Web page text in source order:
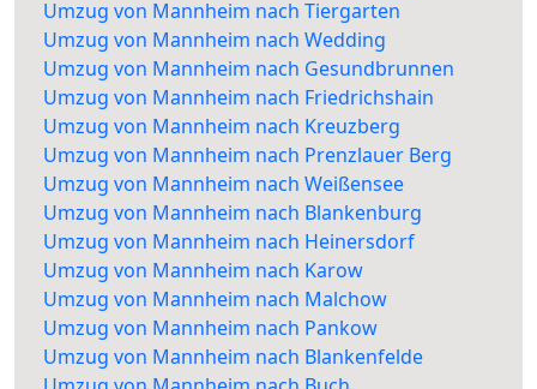
Umzug von Mannheim nach Tiergarten
Umzug von Mannheim nach Wedding
Umzug von Mannheim nach Gesundbrunnen
Umzug von Mannheim nach Friedrichshain
Umzug von Mannheim nach Kreuzberg
Umzug von Mannheim nach Prenzlauer Berg
Umzug von Mannheim nach Weißensee
Umzug von Mannheim nach Blankenburg
Umzug von Mannheim nach Heinersdorf
Umzug von Mannheim nach Karow
Umzug von Mannheim nach Malchow
Umzug von Mannheim nach Pankow
Umzug von Mannheim nach Blankenfelde